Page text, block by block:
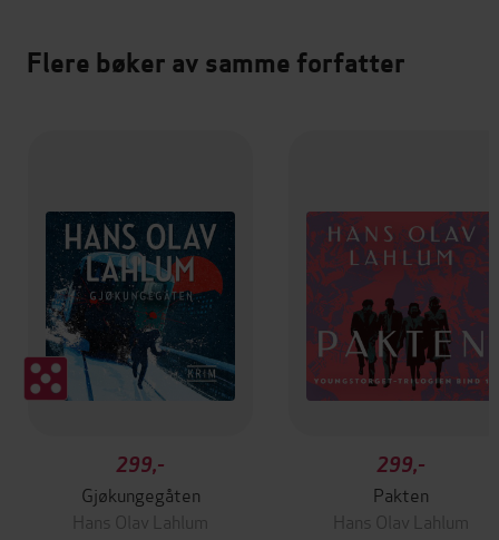
Flere bøker av samme forfatter
299,-
Gjøkungegåten
Hans Olav Lahlum
299,-
Pakten
Hans Olav Lahlum